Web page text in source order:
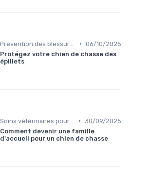
• 06/10/2025
Protégez votre chien de chasse des
épillets
• 30/09/2025
Comment devenir une famille
d'accueil pour un chien de chasse